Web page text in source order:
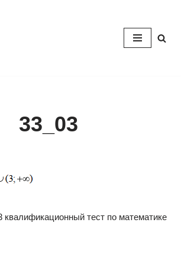
33_03
квалификационный тест по математике